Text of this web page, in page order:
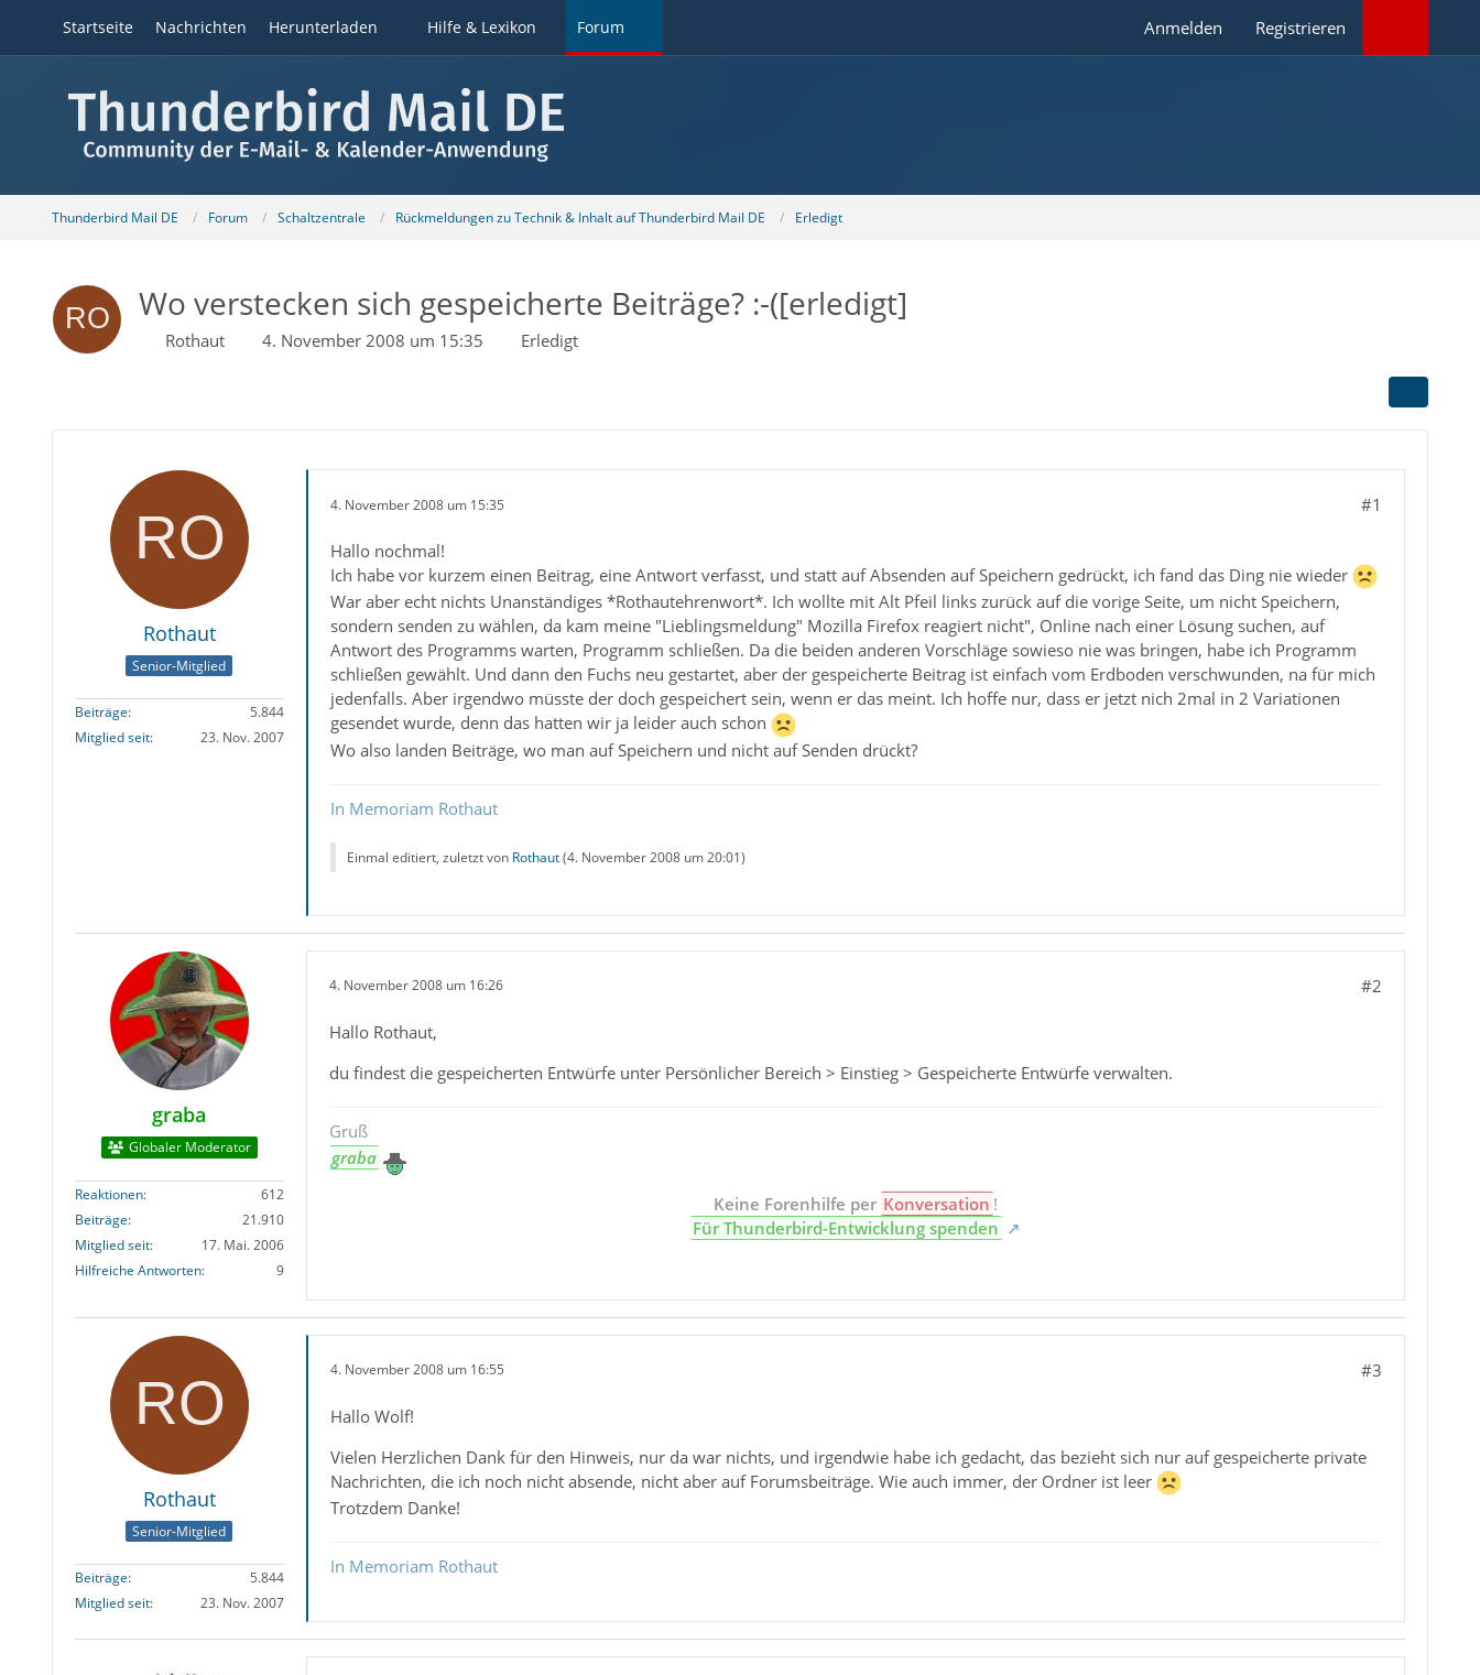
Startseite Nachrichten Herunterladen Hilfe & Lexikon Forum Anmelden Registrieren
Thunderbird Mail DE Forum Schaltzentrale Rückmeldungen zu Technik & Inhalt auf Thunderbird Mail DE Erledigt
Wo verstecken sich gespeicherte Beiträge? :-([erledigt]
Rothaut 4. November 2008 um 15:35 Erledigt
Rothaut
Senior-Mitglied
Beiträge
5.844
Mitglied seit
23. Nov. 2007
4. November 2008 um 15:35 #1
Hallo nochmal!
Ich habe vor kurzem einen Beitrag, eine Antwort verfasst, und statt auf Absenden auf Speichern gedrückt, ich fand das Ding nie wieder
War aber echt nichts Unanständiges *Rothautehrenwort*. Ich wollte mit Alt Pfeil links zurück auf die vorige Seite, um nicht Speichern,
sondern senden zu wählen, da kam meine "Lieblingsmeldung" Mozilla Firefox reagiert nicht", Online nach einer Lösung suchen, auf
Antwort des Programms warten, Programm schließen. Da die beiden anderen Vorschläge sowieso nie was bringen, habe ich Programm
schließen gewählt. Und dann den Fuchs neu gestartet, aber der gespeicherte Beitrag ist einfach vom Erdboden verschwunden, na für mich
jedenfalls. Aber irgendwo müsste der doch gespeichert sein, wenn er das meint. Ich hoffe nur, dass er jetzt nich 2mal in 2 Variationen
gesendet wurde, denn das hatten wir ja leider auch schon
Wo also landen Beiträge, wo man auf Speichern und nicht auf Senden drückt?
In Memoriam Rothaut
Einmal editiert, zuletzt von Rothaut(4. November 2008 um 20:01)
graba
Globaler Moderator
Reaktionen
612
Beiträge
21.910
Mitglied seit
17. Mai. 2006
Hilfreiche Antworten
9
4. November 2008 um 16:26 #2
Hallo Rothaut,
du findest die gespeicherten Entwürfe unter Persönlicher Bereich > Einstieg > Gespeicherte Entwürfe verwalten.
Gruß
graba
Keine Forenhilfe per Konversation !
Für Thunderbird-Entwicklung spenden
Rothaut
Senior-Mitglied
Beiträge
5.844
Mitglied seit
23. Nov. 2007
4. November 2008 um 16:55 #3
Hallo Wolf!
Vielen Herzlichen Dank für den Hinweis, nur da war nichts, und irgendwie habe ich gedacht, das bezieht sich nur auf gespeicherte private
Nachrichten, die ich noch nicht absende, nicht aber auf Forumsbeiträge. Wie auch immer, der Ordner ist leer
Trotzdem Danke!
In Memoriam Rothaut